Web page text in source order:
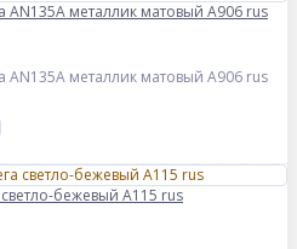
AN135A металлик матовый А906 rus
AN135A металлик матовый А906 rus
бежевый А115 rus